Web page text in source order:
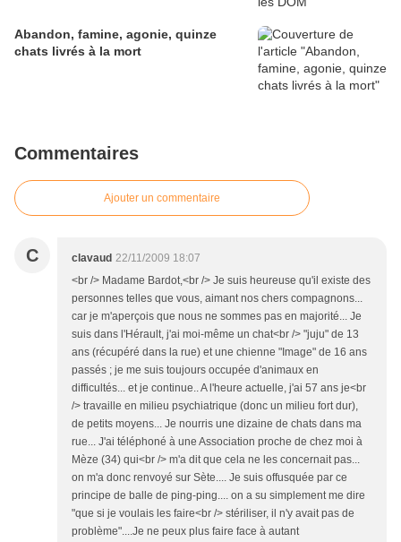
Abandon, famine, agonie, quinze
chats livrés à la mort
Commentaires
Ajouter un commentaire
C clavaud 22/11/2009 18:07
<br /> Madame Bardot,<br /> Je suis heureuse qu'il existe des
personnes telles que vous, aimant nos chers compagnons...
car je m'aperçois que nous ne sommes pas en majorité... Je
suis dans l'Hérault, j'ai moi-même un chat<br /> "juju" de 13
ans (récupéré dans la rue) et une chienne "Image" de 16 ans
passés ; je me suis toujours occupée d'animaux en
difficultés... et je continue.. A l'heure actuelle, j'ai 57 ans je<br
/> travaille en milieu psychiatrique (donc un milieu fort dur),
de petits moyens... Je nourris une dizaine de chats dans ma
rue... J'ai téléphoné à une Association proche de chez moi à
Mèze (34) qui<br /> m'a dit que cela ne les concernait pas...
on m'a donc renvoyé sur Sète.... Je suis offusquée par ce
principe de balle de ping-ping.... on a su simplement me dire
"que si je voulais les faire<br /> stériliser, il n'y avait pas de
problème"....Je ne peux plus faire face à autant